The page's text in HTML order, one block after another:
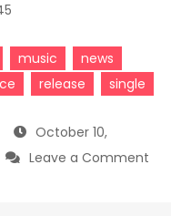
music
news
release single
October 10,
Leave a Comment